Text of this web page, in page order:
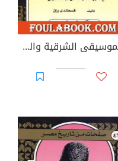
الموسيقى الشرقية والغناء العربي - مع السيرة الذاتية للفنان عبده الحمولي